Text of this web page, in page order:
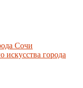
Сочи
искусства города